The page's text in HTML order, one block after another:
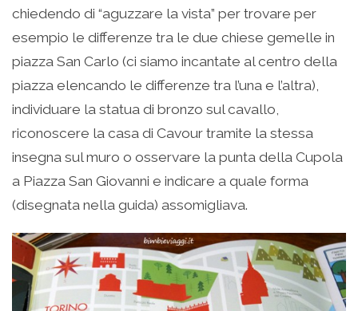
chiedendo di “aguzzare la vista” per trovare per
esempio le differenze tra le due chiese gemelle in
piazza San Carlo (ci siamo incantate al centro della
piazza elencando le differenze tra l’una e l’altra),
individuare la statua di bronzo sul cavallo,
riconoscere la casa di Cavour tramite la stessa
insegna sul muro o osservare la punta della Cupola
a Piazza San Giovanni e indicare a quale forma
(disegnata nella guida) assomigliava.